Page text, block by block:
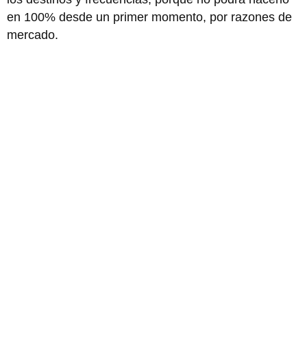
en 100% desde un primer momento, por razones de
mercado.